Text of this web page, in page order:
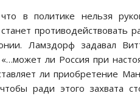
в политике нельзя
Ламздорф задавал
ли Россия при
ли приобретение
ради этого захвата